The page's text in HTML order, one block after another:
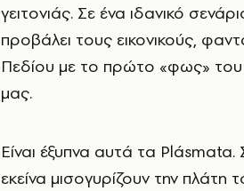
γειτονιάς. Σε ένα ιδανικό
προβάλει τους εικονικούς,
Πεδίου με το πρώτο «φως» του
μας.
Είναι έξυπνα αυτά τα
εκείνα μισογυρίζουν την πλάτη